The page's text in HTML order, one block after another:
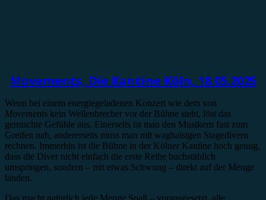
Movements, Die Kantine Köln, 18.05.2025
Wenn bei einem energiegeladenen Konzert wie dem von
Movements kein Wellenbrecher vor der Bühne steht, löst das
gemischte Gefühle aus. Einerseits ist man den Musikern fast zum
Greifen nah, andererseits muss man mit waghalsigen Stagedivern
rechnen. Immerhin ist die Bühne in der Kölner Kantine hoch genug,
dass die Diver nicht einfach die erste Reihe buchstäblich
umspringen, sondern – mit etwas Schwung – direkt auf der Menge
landen.